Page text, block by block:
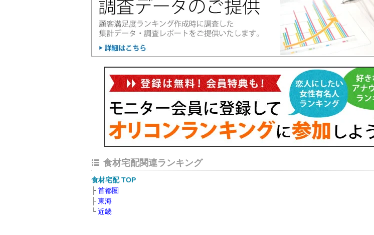
食材宅配関連ランキング
食材宅配 TOP
首都圏
東海
近畿